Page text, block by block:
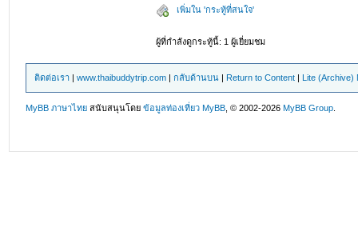
เพิ่มใน 'กระทู้ที่สนใจ'
ผู้ที่กำลังดูกระทู้นี้: 1 ผู้เยี่ยมชม
ติดต่อเรา |www.thaibuddytrip.com |กลับด้านบน | Return to Content | Lite (Archive)
MyBB ภาษาไทย สนับสนุนโดยข้อมูลท่องเที่ยว MyBB , © 2002-2026MyBB Group